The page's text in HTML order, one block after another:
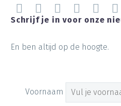
Schrijf je in voor onze
En ben altijd op de hoogte.
Voornaam